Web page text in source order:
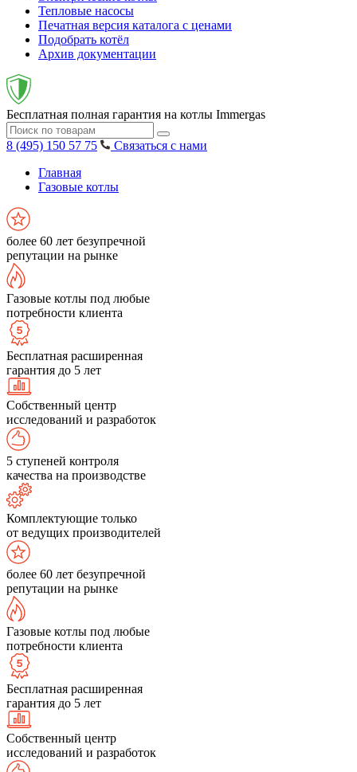
Тепловые насосы
Печатная версия каталога с ценами
Подобрать котёл
Архив документации
Бесплатная полная гарантия на котлы Immergas
8 (495) 150 57 75
Связаться с нами
Главная
Газовые котлы
более 60 лет безупречной
репутации на рынке
Газовые котлы под любые
потребности клиента
Бесплатная расширенная
гарантия до 5 лет
Собственный центр
исследований и разработок
5 ступеней контроля
качества на производстве
Комплектующие только
от ведущих производителей
более 60 лет безупречной
репутации на рынке
Газовые котлы под любые
потребности клиента
Бесплатная расширенная
гарантия до 5 лет
Собственный центр
исследований и разработок